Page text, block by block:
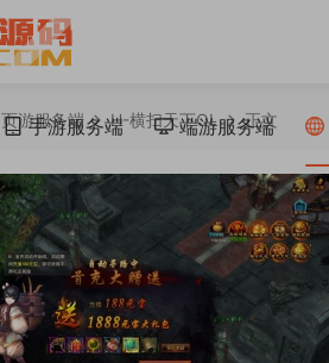
手游服务端 端游服务端
页游服务端 H-横扫天下OL 正文